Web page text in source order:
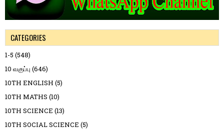
CATEGORIES
1-5 (548)
10 வகுப்பு (646)
10TH ENGLISH (5)
10TH MATHS (10)
10TH SCIENCE (13)
10TH SOCIAL SCIENCE (5)